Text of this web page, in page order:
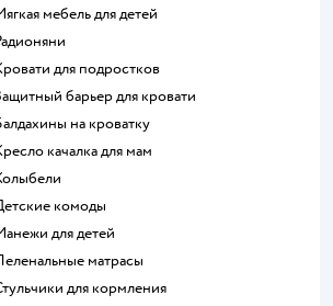
Мягкая мебель для детей
Радионяни
Кровати для подростков
Защитный барьер для кровати
Балдахины на кроватку
Кресло качалка для мам
Колыбели
Детские комоды
Манежи для детей
Пеленальные матрасы
Стульчики для кормления